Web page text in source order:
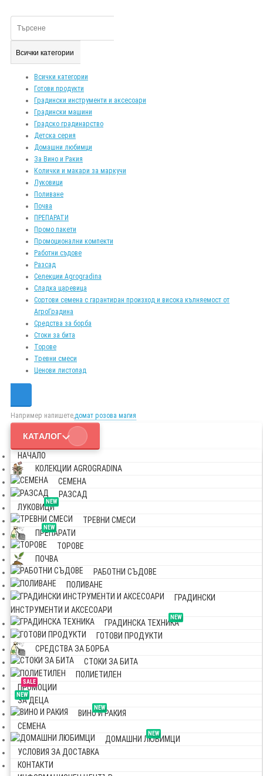
Всички категории
Всички категории
Готови продукти
Градински инструменти и аксесоари
Градински машини
Градско градинарство
Детска серия
Домашни любимци
За Вино и Ракия
Колички и макари за маркучи
Луковици
Поливане
Почва
ПРЕПАРАТИ
Промо пакети
Промоционални компекти
Работни съдове
Разсад
Селекции Agrogradina
Сладка царевица
Сортови семена с гарантиран произход и висока кълняемост от
АгроГрадина
Средства за борба
Стоки за бита
Торове
Тревни смеси
Ценови листопад
Например напишете,домат розова магия
КАТАЛОГ
НАЧАЛО
КОЛЕКЦИИ AGROGRADINA
СЕМЕНА
РАЗСАД
NEW
ЛУКОВИЦИ
ТРЕВНИ СМЕСИ
NEW
ПРЕПАРАТИ
ТОРОВЕ
ПОЧВА
РАБОТНИ СЪДОВЕ
ПОЛИВАНЕ
ГРАДИНСКИ
ИНСТРУМЕНТИ И АКСЕСОАРИ
NEW
ГРАДИНСКА ТЕХНИКА
ГОТОВИ ПРОДУКТИ
СРЕДСТВА ЗА БОРБА
СТОКИ ЗА БИТА
ПОЛИЕТИЛЕН
SALE
ПРОМОЦИИ
NEW
ЗА ДЕЦА
NEW
ВИНО И РАКИЯ
СЕМЕНА
NEW
ДОМАШНИ ЛЮБИМЦИ
УСЛОВИЯ ЗА ДОСТАВКА
КОНТАКТИ